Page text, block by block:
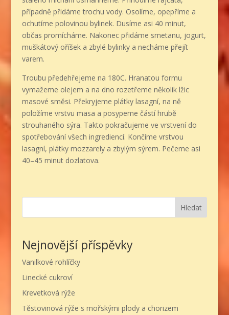
případně přidáme trochu vody. Osolíme, opepříme a
ochutíme polovinou bylinek. Dusíme asi 40 minut,
občas promícháme. Nakonec přidáme smetanu, jogurt,
muškátový oříšek a zbylé bylinky a necháme přejít
varem.
Troubu předehřejeme na 180C. Hranatou formu
vymažeme olejem a na dno rozetřeme několik lžic
masové směsi. Překryjeme plátky lasagní, na ně
položíme vrstvu masa a posypeme částí hrubě
strouhaného sýra. Takto pokračujeme ve vrstvení do
spotřebování všech ingrediencí. Končíme vrstvou
lasagní, plátky mozzarely a zbylým sýrem. Pečeme asi
40–45 minut dozlatova.
Hledat
Nejnovější příspěvky
Vanilkové rohlíčky
Linecké cukroví
Krevetková rýže
Těstovinová rýže s mořskými plody a chorizem